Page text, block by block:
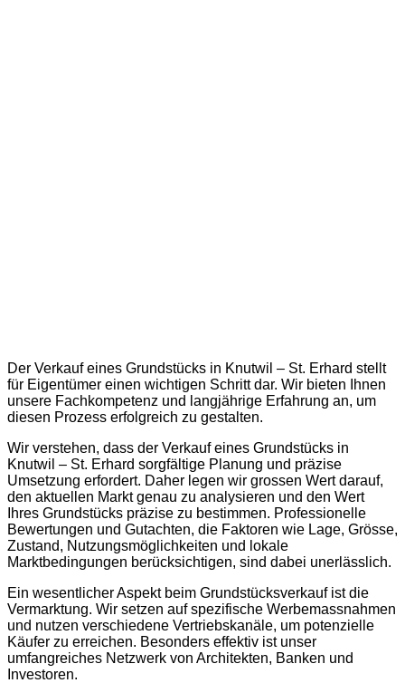
Der Verkauf eines Grundstücks in Knutwil – St. Erhard stellt
für Eigentümer einen wichtigen Schritt dar. Wir bieten Ihnen
unsere Fachkompetenz und langjährige Erfahrung an, um
diesen Prozess erfolgreich zu gestalten.
Wir verstehen, dass der Verkauf eines Grundstücks in
Knutwil – St. Erhard sorgfältige Planung und präzise
Umsetzung erfordert. Daher legen wir grossen Wert darauf,
den aktuellen Markt genau zu analysieren und den Wert
Ihres Grundstücks präzise zu bestimmen. Professionelle
Bewertungen und Gutachten, die Faktoren wie Lage, Grösse,
Zustand, Nutzungsmöglichkeiten und lokale
Marktbedingungen berücksichtigen, sind dabei unerlässlich.
Ein wesentlicher Aspekt beim Grundstücksverkauf ist die
Vermarktung. Wir setzen auf spezifische Werbemassnahmen
und nutzen verschiedene Vertriebskanäle, um potenzielle
Käufer zu erreichen. Besonders effektiv ist unser
umfangreiches Netzwerk von Architekten, Banken und
Investoren.